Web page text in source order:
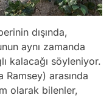
dışında,
aynı zamanda
kalacağı söyleniyor.
arasında
olarak bilenler,